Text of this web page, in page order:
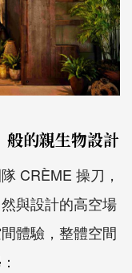
的親生物設計
CRÈME 操刀，
與設計的高空場
體驗，整體空間